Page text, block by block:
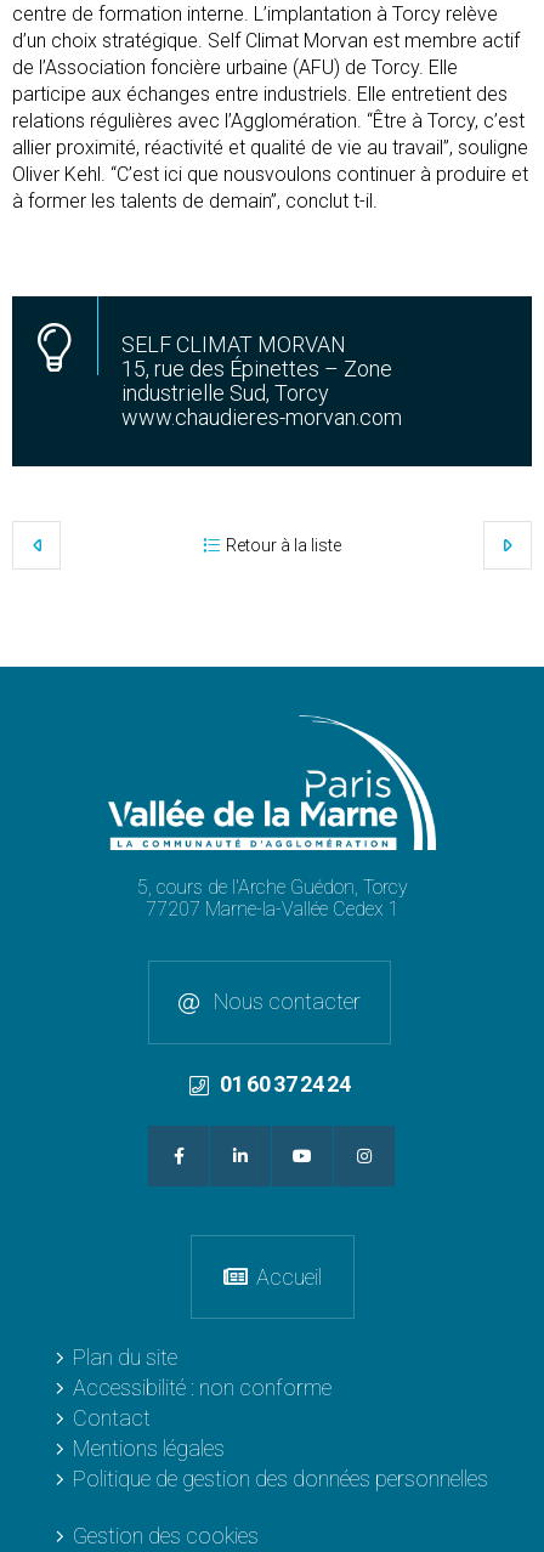
centre de formation interne. L’implantation à Torcy relève
d’un choix stratégique. Self Climat Morvan est membre actif
de l’Association foncière urbaine (AFU) de Torcy. Elle
participe aux échanges entre industriels. Elle entretient des
relations régulières avec l’Agglomération. “Être à Torcy, c’est
allier proximité, réactivité et qualité de vie au travail”, souligne
Oliver Kehl. “C’est ici que nousvoulons continuer à produire et
à former les talents de demain”, conclut t-il.
SELF CLIMAT MORVAN
15, rue des Épinettes – Zone
industrielle Sud, Torcy
www.chaudieres-morvan.com
Retour à la liste
5, cours de l'Arche Guédon, Torcy
77207 Marne-la-Vallée Cedex 1
Nous contacter
01 60 37 24 24
Accueil
Plan du site
Accessibilité : non conforme
Contact
Mentions légales
Politique de gestion des données personnelles
Gestion des cookies